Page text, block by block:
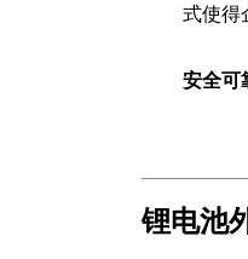
式使得
安全可
锂电池